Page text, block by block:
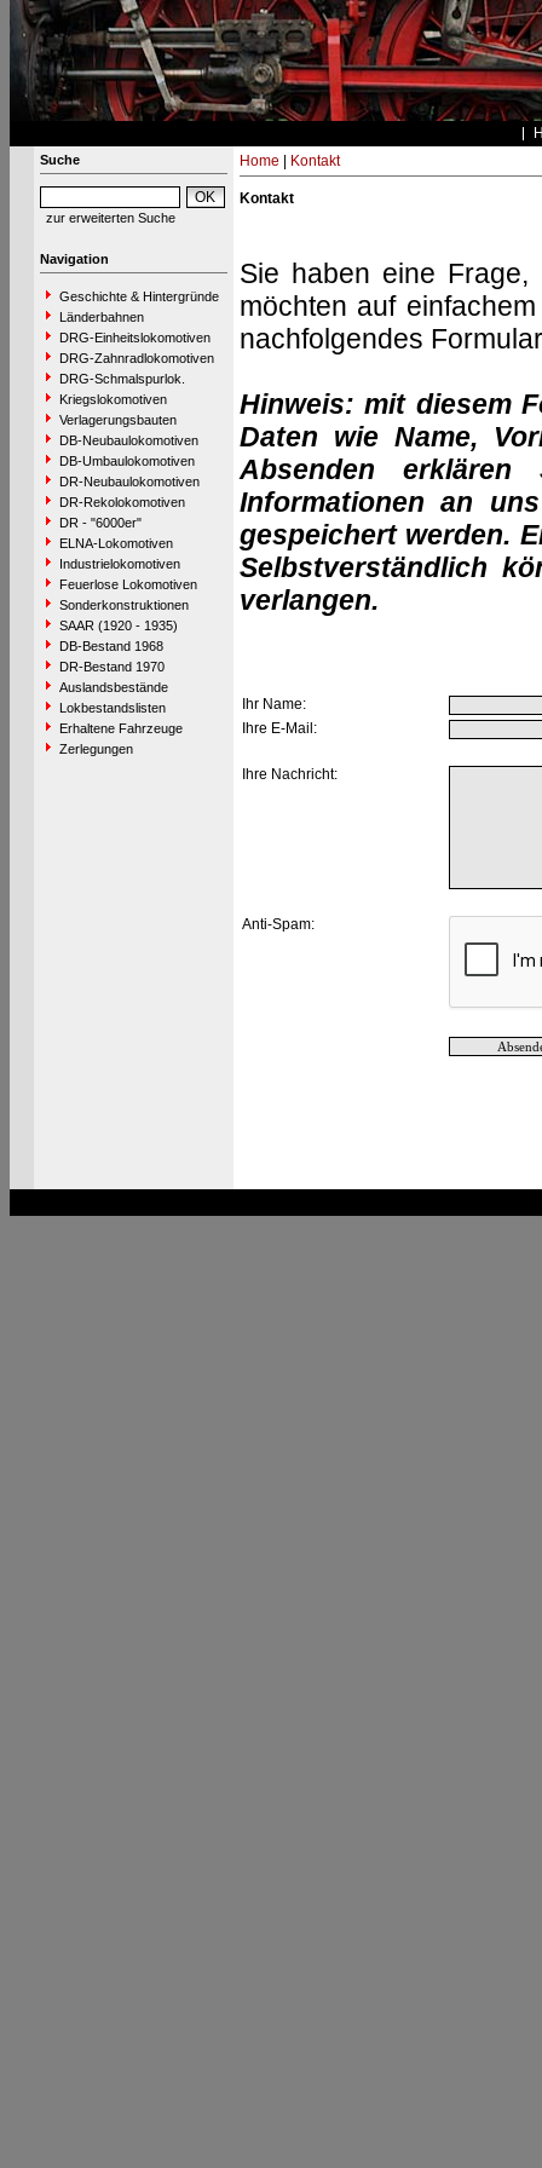
Suche
zur erweiterten Suche
Navigation
Geschichte & Hintergründe
Länderbahnen
DRG-Einheitslokomotiven
DRG-Zahnradlokomotiven
DRG-Schmalspurlok.
Kriegslokomotiven
Verlagerungsbauten
DB-Neubaulokomotiven
DB-Umbaulokomotiven
DR-Neubaulokomotiven
DR-Rekolokomotiven
DR - "6000er"
ELNA-Lokomotiven
Industrielokomotiven
Feuerlose Lokomotiven
Sonderkonstruktionen
SAAR (1920 - 1935)
DB-Bestand 1968
DR-Bestand 1970
Auslandsbestände
Lokbestandslisten
Erhaltene Fahrzeuge
Zerlegungen
Home Kontakt
Kontakt
Sie haben eine Frage,
möchten auf
nachfolgendes
Hinweis: mit diesem
Daten wie Name,
Absenden
Informationen an
gespeichert werden.
Selbstverständlich
verlangen.
Ihr Name:
Ihre E-Mail:
Ihre Nachricht:
Anti-Spam: